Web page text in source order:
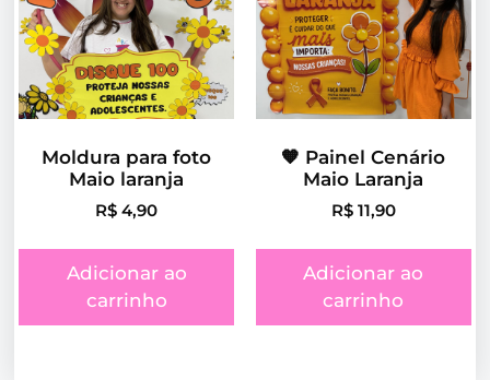
Moldura para foto
Maio laranja
R$ 4,90
Adicionar ao
carrinho
🧡 Painel Cenário
Maio Laranja
R$11,90
Adicionar ao
carrinho